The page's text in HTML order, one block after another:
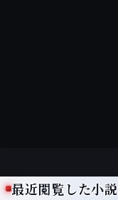
最近閲覧した小説